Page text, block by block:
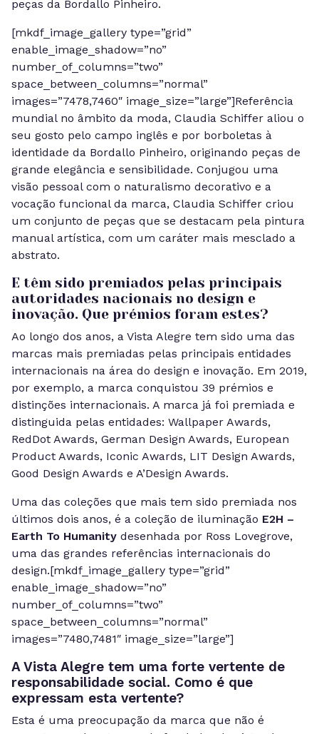
peças da Bordallo Pinheiro.
[mkdf_image_gallery type=”grid”
enable_image_shadow=”no”
number_of_columns=”two”
space_between_columns=”normal”
images=”7478,7460″ image_size=”large”]Referência
mundial no âmbito da moda, Claudia Schiffer aliou o
seu gosto pelo campo inglês e por borboletas à
identidade da Bordallo Pinheiro, originando peças de
grande elegância e sensibilidade. Conjugou uma
visão pessoal com o naturalismo decorativo e a
vocação funcional da marca, Claudia Schiffer criou
um conjunto de peças que se destacam pela pintura
manual artística, com um caráter mais mesclado a
abstrato.
E têm sido premiados pelas principais
autoridades nacionais no design e
inovação. Que prémios foram estes?
Ao longo dos anos, a Vista Alegre tem sido uma das
marcas mais premiadas pelas principais entidades
internacionais na área do design e inovação. Em 2019,
por exemplo, a marca conquistou 39 prémios e
distinções internacionais. A marca já foi premiada e
distinguida pelas entidades: Wallpaper Awards,
RedDot Awards, German Design Awards, European
Product Awards, Iconic Awards, LIT Design Awards,
Good Design Awards e A’Design Awards.
Uma das coleções que mais tem sido premiada nos
últimos dois anos, é a coleção de iluminação E2H –
Earth To Humanity desenhada por Ross Lovegrove,
uma das grandes referências internacionais do
design.[mkdf_image_gallery type=”grid”
enable_image_shadow=”no”
number_of_columns=”two”
space_between_columns=”normal”
images=”7480,7481″ image_size=”large”]
A Vista Alegre tem uma forte vertente de
responsabilidade social. Como é que
expressam esta vertente?
Esta é uma preocupação da marca que não é